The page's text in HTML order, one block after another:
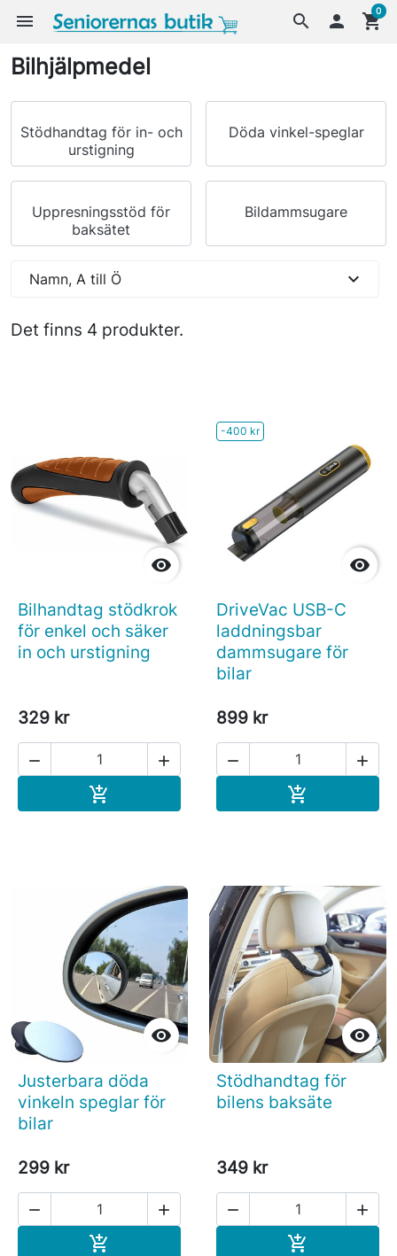
search
menu  shopping_cart
0
Bilhjälpmedel
Stödhandtag för in- och
urstigning
Döda vinkel-speglar
Uppresningsstöd för
baksätet
Bildammsugare
Det finns 4 produkter.
Namn, A till Ö expand_more

Bilhandtag stödkrok
för enkel och säker
in och urstigning
329 kr
 

-400 kr

DriveVac USB-C
laddningsbar
dammsugare för
bilar
899 kr
 


Justerbara döda
vinkeln speglar för
bilar
299 kr
 


Stödhandtag för
bilens baksäte
349 kr
 
